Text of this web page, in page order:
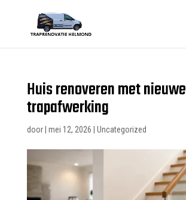
Huis renoveren met nieuwe
trapafwerking
door mei 12, 2026 Uncategorized